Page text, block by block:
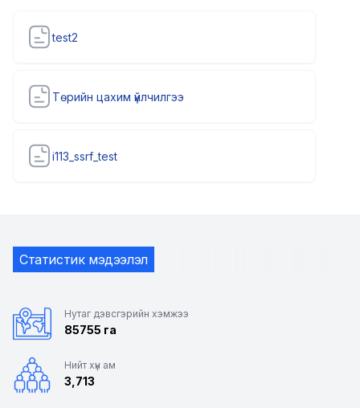
test2
Төрийн цахим үйлчилгээ
i113_ssrf_test
Статистик мэдээлэл
Нутаг дэвсгэрийн хэмжээ
85755 га
Нийт хүн ам
3,713